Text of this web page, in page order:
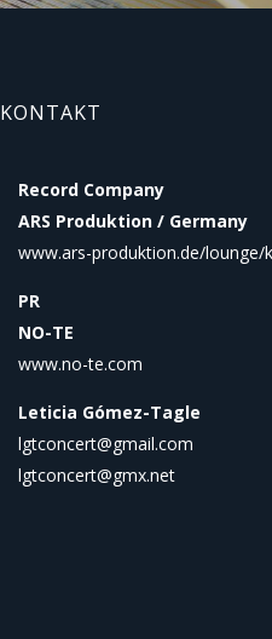
KONTAKT
Record Company
ARS Produktion / Germany
www.ars-produktion.de/lounge/
PR
NO-TE
www.no-te.com
Leticia Gómez-Tagle
lgtconcert@gmail.com
lgtconcert@gmx.net